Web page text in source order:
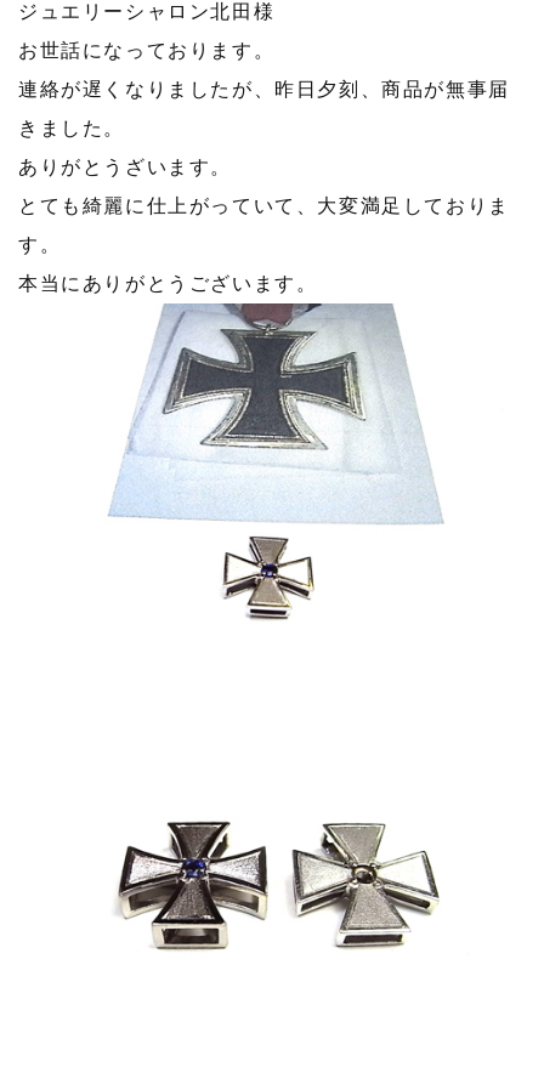
ジュエリーシャロン北田様
お世話になっております。
連絡が遅くなりましたが、昨日夕刻、商品が無事届
きました。
ありがとうざいます。
とても綺麗に仕上がっていて、大変満足しておりま
す。
本当にありがとうございます。